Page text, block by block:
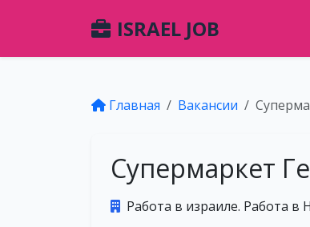
ISRAEL JOB
Главная Вакансии
Супермаркет
Работа в израиле. Работа в